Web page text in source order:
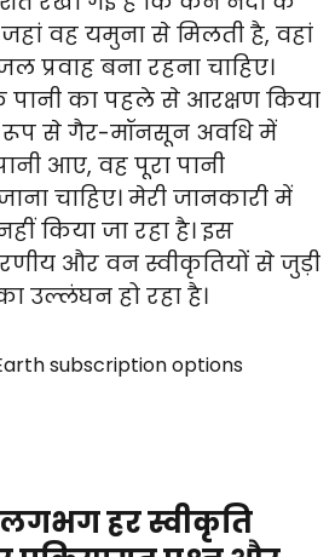
जहां वह यमुना से मिलती है, वहां
प्रवाह बना रहना चाहिए।
का पहले से आरक्षण किया
रूप से गैर-मॉनसून अवधि में
आए, वह पूरा पानी
चाहिए। मेरी जानकारी में
किया जा रहा है। इस
और वन स्वीकृतियों से जुड़ी
उल्लंघन हो रहा है।
हर स्वीकृति